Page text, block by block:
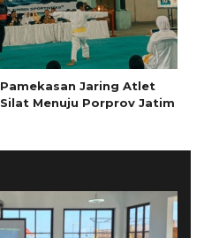
Pamekasan Jaring Atlet
Silat Menuju Porprov Jatim